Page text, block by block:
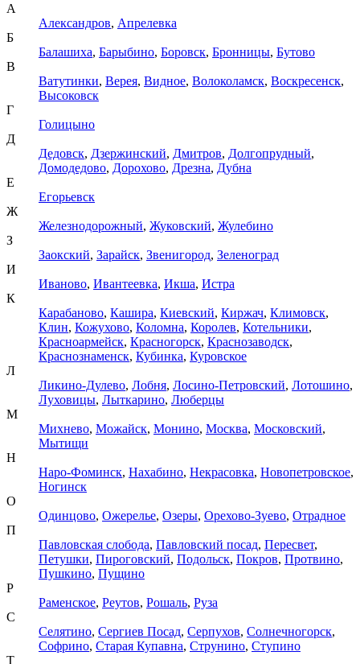
А
Александров, Апрелевка
Б
Балашиха, Барыбино, Боровск, Бронницы, Бутово
В
Ватутинки, Верея, Видное, Волоколамск, Воскресенск,
Высоковск
Г
Голицыно
Д
Дедовск, Дзержинский, Дмитров, Долгопрудный,
Домодедово, Дорохово, Дрезна, Дубна
Е
Егорьевск
Ж
Железнодорожный, Жуковский, Жулебино
З
Заокский, Зарайск, Звенигород, Зеленоград
И
Иваново, Ивантеевка, Икша, Истра
К
Карабаново, Кашира, Киевский, Киржач, Климовск,
Клин, Кожухово, Коломна, Королев, Котельники,
Красноармейск, Красногорск, Краснозаводск,
Краснознаменск, Кубинка, Куровское
Л
Ликино-Дулево, Лобня, Лосино-Петровский, Лотошино,
Луховицы, Лыткарино, Люберцы
М
Михнево, Можайск, Монино, Москва, Московский,
Мытищи
Н
Наро-Фоминск, Нахабино, Некрасовка, Новопетровское,
Ногинск
О
Одинцово, Ожерелье, Озеры, Орехово-Зуево, Отрадное
П
Павловская слобода, Павловский посад, Пересвет,
Петушки, Пироговский, Подольск, Покров, Протвино,
Пушкино, Пущино
Р
Раменское, Реутов, Рошаль, Руза
С
Селятино, Сергиев Посад, Серпухов, Солнечногорск,
Софрино, Старая Купавна, Струнино, Ступино
Т